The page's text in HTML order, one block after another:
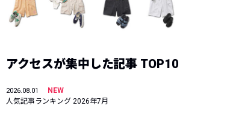
アクセスが集中した記事 TOP10
2026.08.01
NEW
人気記事ランキング 2026年7月